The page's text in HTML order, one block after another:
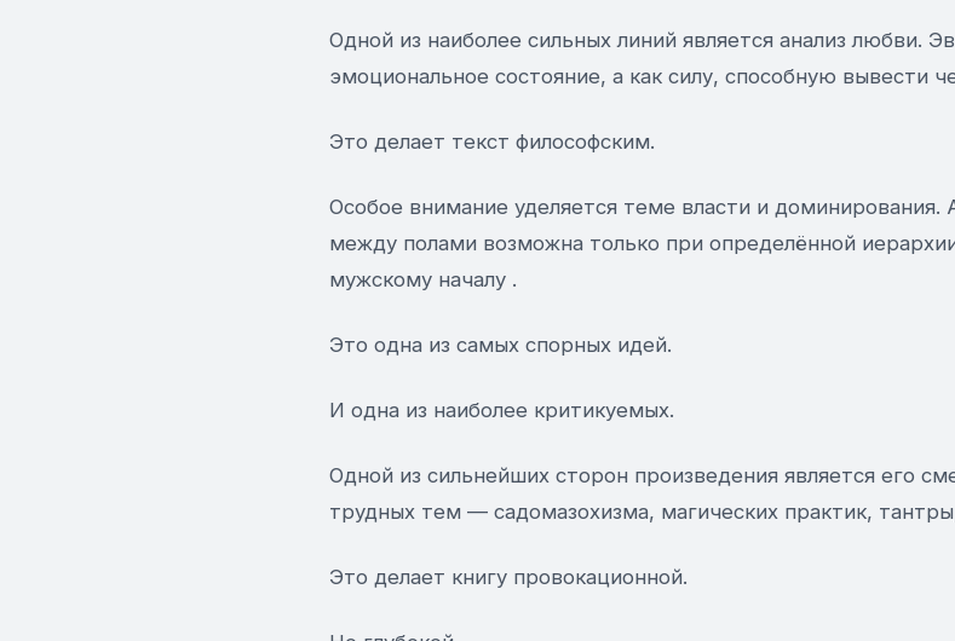
Одной из наиболее сильных линий является анализ любви.
эмоциональное состояние, а как силу, способную вывести
Это делает текст философским.
Особое внимание уделяется теме власти и
между полами возможна только при определённой
мужскому началу .
Это одна из самых спорных идей.
И одна из наиболее критикуемых.
Одной из сильнейших сторон произведения является его
трудных тем — садомазохизма, магических практик,
Это делает книгу провокационной.